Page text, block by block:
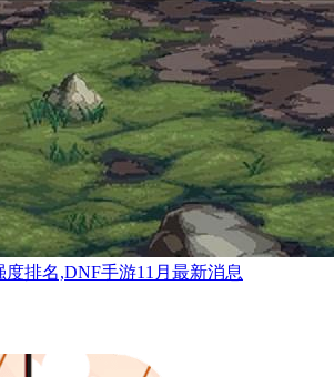
排名,DNF手游11月最新消息